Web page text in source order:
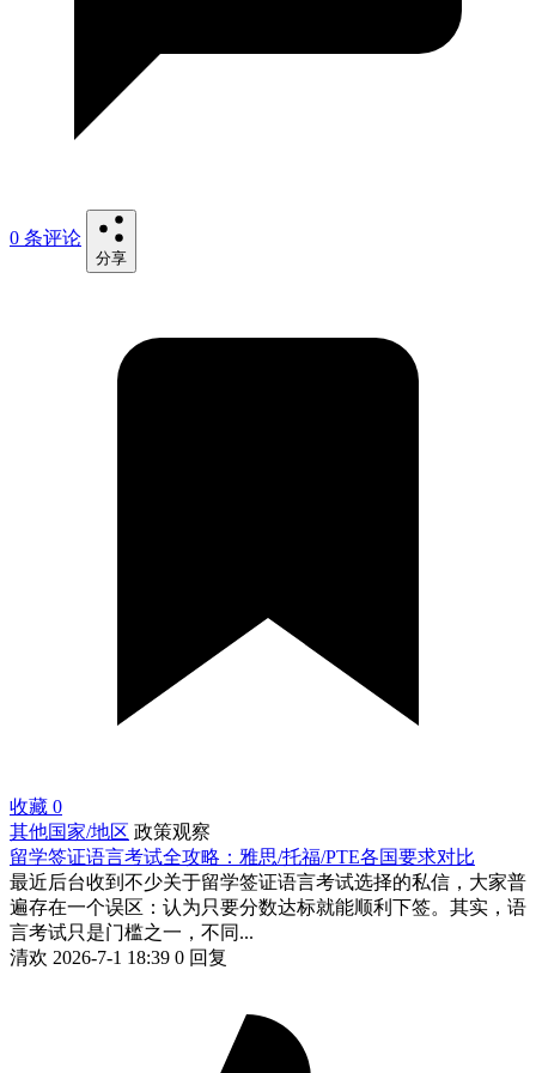
0 条评论
分享
收藏 0
其他国家/地区 政策观察
留学签证语言考试全攻略：雅思/托福/PTE各国要求对比
最近后台收到不少关于留学签证语言考试选择的私信，大家普
遍存在一个误区：认为只要分数达标就能顺利下签。其实，语
言考试只是门槛之一，不同...
清欢 2026-7-1 18:39 0 回复